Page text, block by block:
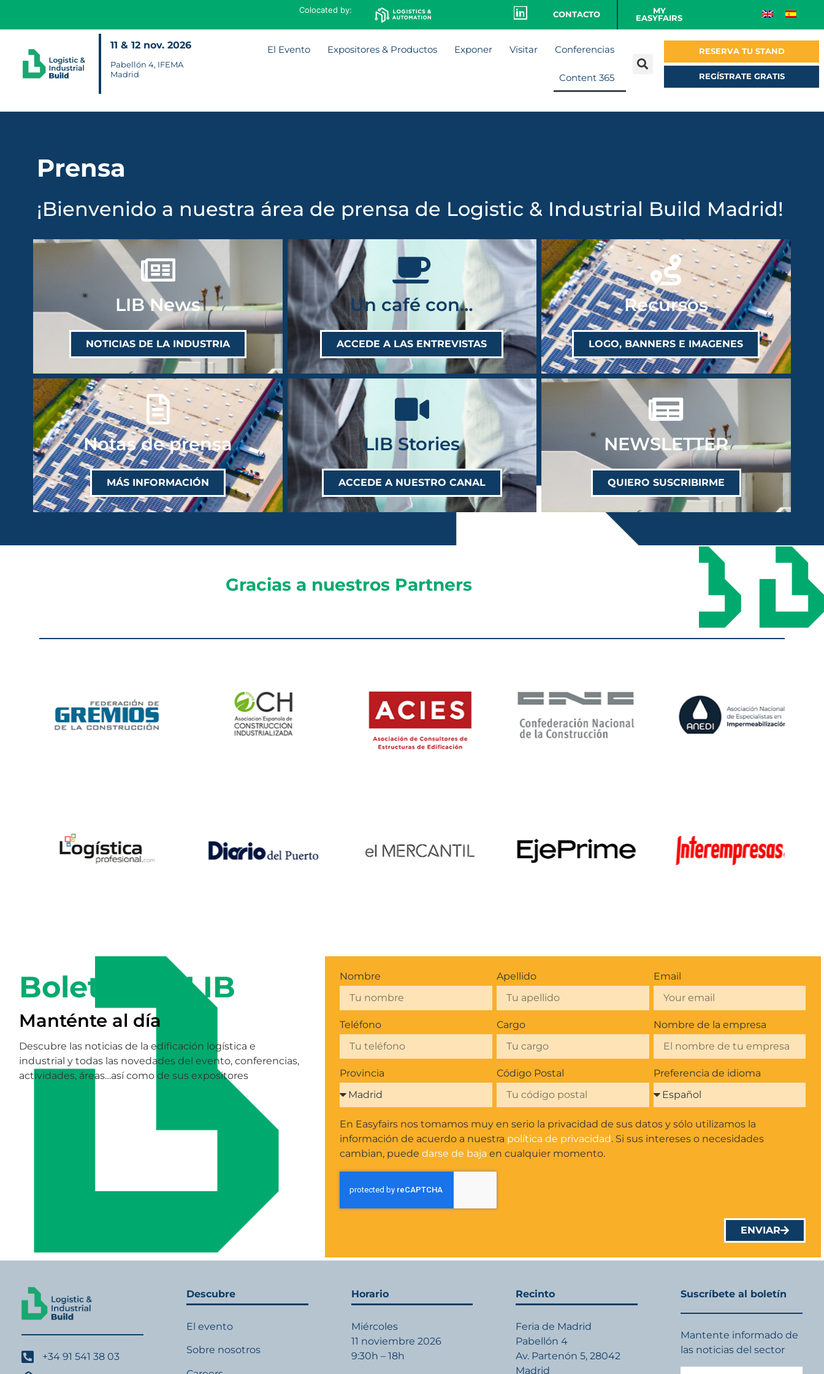
Colocated by: CONTACTO
MY
EASYFAIRS
11 & 12 nov. 2026
Pabellón 4, IFEMA
Madrid
El Evento Expositores & Productos Exponer Visitar Conferencias
Content 365
RESERVA TU STAND
REGÍSTRATE GRATIS
Prensa
¡Bienvenido a nuestra área de prensa de Logistic & Industrial Build Madrid!
LIB News
NOTICIAS DE LA INDUSTRIA
Un café con…
ACCEDE A LAS ENTREVISTAS
Recursos
LOGO, BANNERS E IMAGENES
Notas de prensa
MÁS INFORMACIÓN
LIB Stories
ACCEDE A NUESTRO CANAL
NEWSLETTER
QUIERO SUSCRIBIRME
Gracias a nuestros Partners
Boletín de LIB
Manténte al día
Descubre las noticias de la edificación logística e
industrial y todas las novedades del evento, conferencias,
actividades, áreas…así como de sus expositores
Nombre Apellido Email
Teléfono Cargo Nombre de la empresa
Provincia Código Postal Preferencia de idioma
En Easyfairs nos tomamos muy en serio la privacidad de sus datos y sólo utilizamos la
información de acuerdo a nuestra política de privacidad. Si sus intereses o necesidades
cambian, puededarse de baja en cualquier momento.
ENVIAR
+34 91 541 38 03
Descubre
El evento
Sobre nosotros
Horario
Miércoles
11 noviembre 2026
9:30h – 18h
Recinto
Feria de Madrid
Pabellón 4
Av. Partenón 5, 28042
Madrid
Suscríbete al boletín
Mantente informado de
las noticias del sector